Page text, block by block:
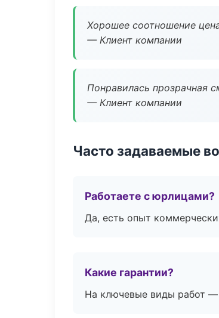
Хорошее соотношение
— Клиент компании
Понравилась прозрачная
— Клиент компании
Часто задаваемые
Работаете с юрлицами?
Да, есть опыт
Какие гарантии?
На ключевые виды работ —